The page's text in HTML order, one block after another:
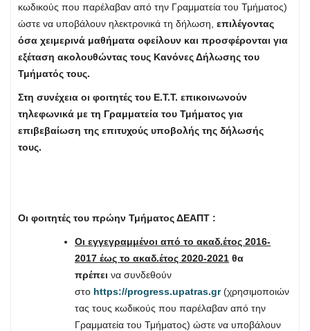
κωδικούς που παρέλαβαν από την Γραμματεία του Τμήματος)
ώστε να υποβάλουν ηλεκτρονικά τη δήλωση, επιλέγοντας
όσα χειμερινά μαθήματα οφείλουν και προσφέρονται για
εξέταση ακολουθώντας τους Κανόνες Δήλωσης του
Τμήματός τους.
Στη συνέχεια οι φοιτητές του Ε.Τ.Τ. επικοινωνούν
τηλεφωνικά με τη Γραμματεία του Τμήματος για
επιβεβαίωση της επιτυχούς υποβολής της δήλωσής
τους.
Οι φοιτητές του πρώην Τμήματος ΔΕΑΠΤ :
Οι εγγεγραμμένοι από το ακαδ.έτος 2016-
2017 έως το ακαδ.έτος 2020-2021 θα
πρέπει να συνδεθούν
στο https://progress.upatras.gr(χρησιμοποιών
τας τους κωδικούς που παρέλαβαν από την
Γραμματεία του Τμήματος) ώστε να υποβάλουν